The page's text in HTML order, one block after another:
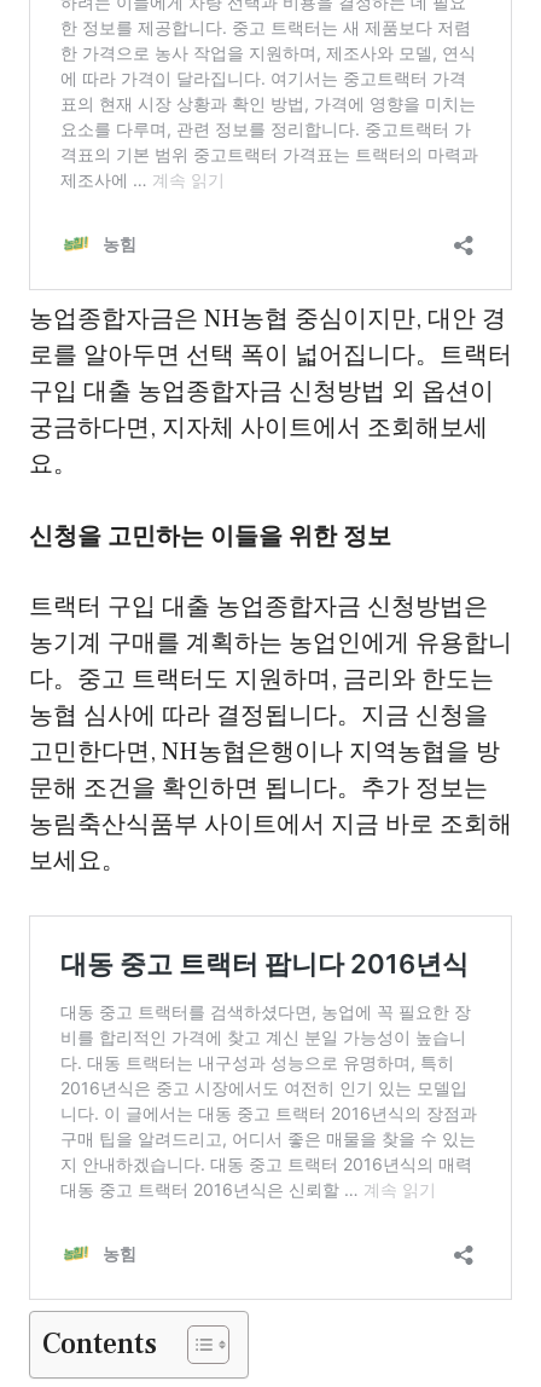
농업종합자금은 NH농협 중심이지만, 대안 경
로를 알아두면 선택 폭이 넓어집니다。트랙터
구입 대출 농업종합자금 신청방법 외 옵션이
궁금하다면, 지자체 사이트에서 조회해보세
요。
신청을 고민하는 이들을 위한 정보
트랙터 구입 대출 농업종합자금 신청방법은
농기계 구매를 계획하는 농업인에게 유용합니
다。중고 트랙터도 지원하며, 금리와 한도는
농협 심사에 따라 결정됩니다。지금 신청을
고민한다면, NH농협은행이나 지역농협을 방
문해 조건을 확인하면 됩니다。추가 정보는
농림축산식품부 사이트에서 지금 바로 조회해
보세요。
Contents